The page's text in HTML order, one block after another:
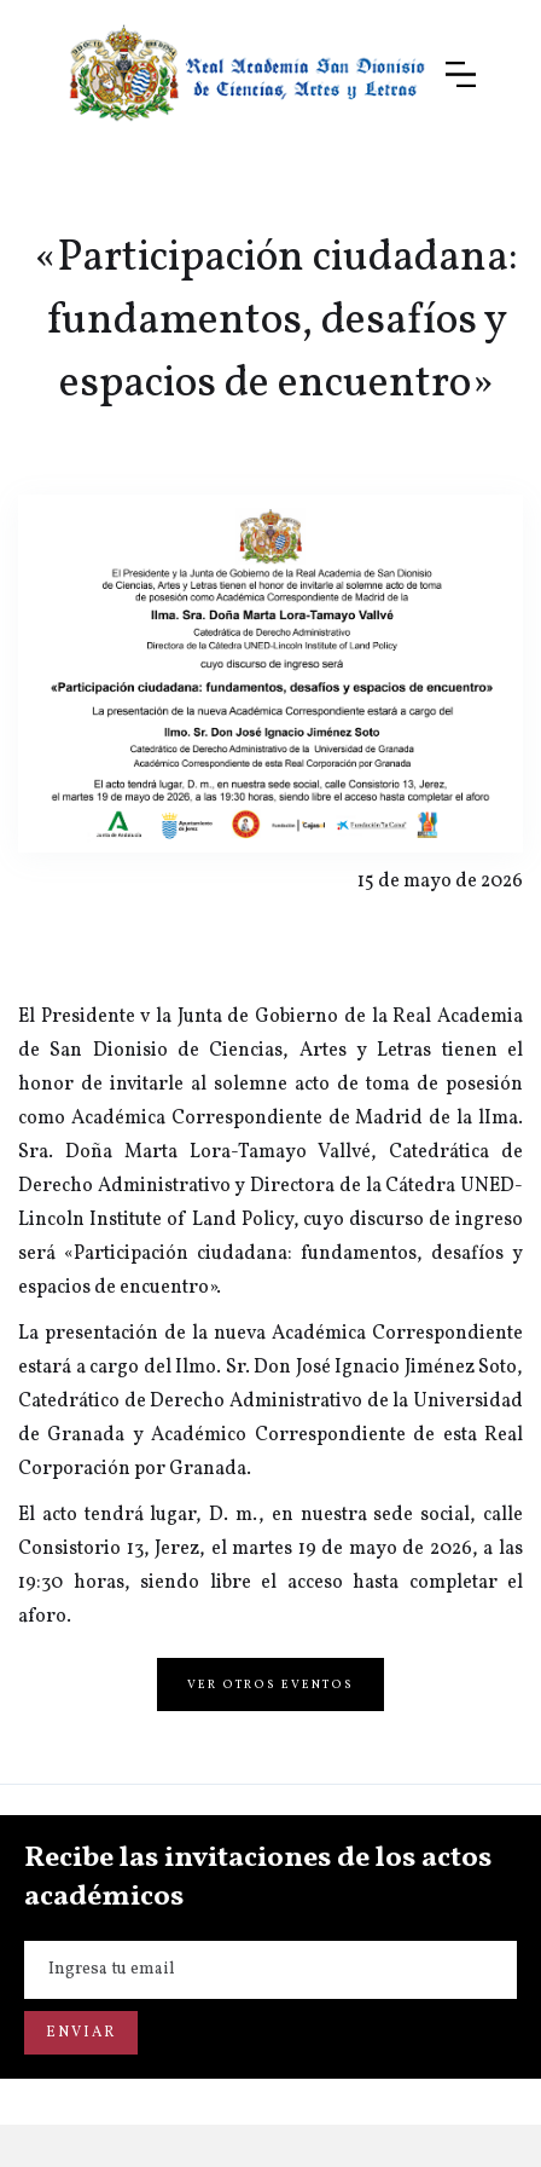
«Participación ciudadana:
fundamentos, desafíos y
espacios de encuentro»
15 de mayo de 2026
El Presidente v la Junta de Gobierno de la Real Academia
de San Dionisio de Ciencias, Artes y Letras tienen el
honor de invitarle al solemne acto de toma de posesión
como Académica Correspondiente de Madrid de la lIma.
Sra. Doña Marta Lora-Tamayo Vallvé, Catedrática de
Derecho Administrativo y Directora de la Cátedra UNED-
Lincoln Institute of Land Policy, cuyo discurso de ingreso
será «Participación ciudadana: fundamentos, desafíos y
espacios de encuentro».
La presentación de la nueva Académica Correspondiente
estará a cargo del Ilmo. Sr. Don José Ignacio Jiménez Soto,
Catedrático de Derecho Administrativo de la Universidad
de Granada y Académico Correspondiente de esta Real
Corporación por Granada.
El acto tendrá lugar, D. m., en nuestra sede social, calle
Consistorio 13, Jerez, el martes 19 de mayo de 2026, a las
19:30 horas, siendo libre el acceso hasta completar el
aforo.
VER OTROS EVENTOS
Recibe las invitaciones de los actos
académicos